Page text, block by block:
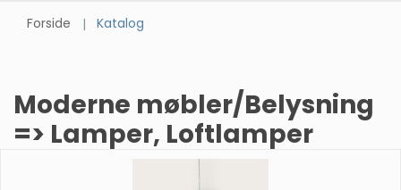
Forside Katalog
Moderne møbler/Belysning
=> Lamper, Loftlamper